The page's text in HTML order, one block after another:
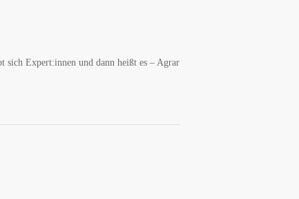
sich Expert:innen und dann heißt es – Agrar